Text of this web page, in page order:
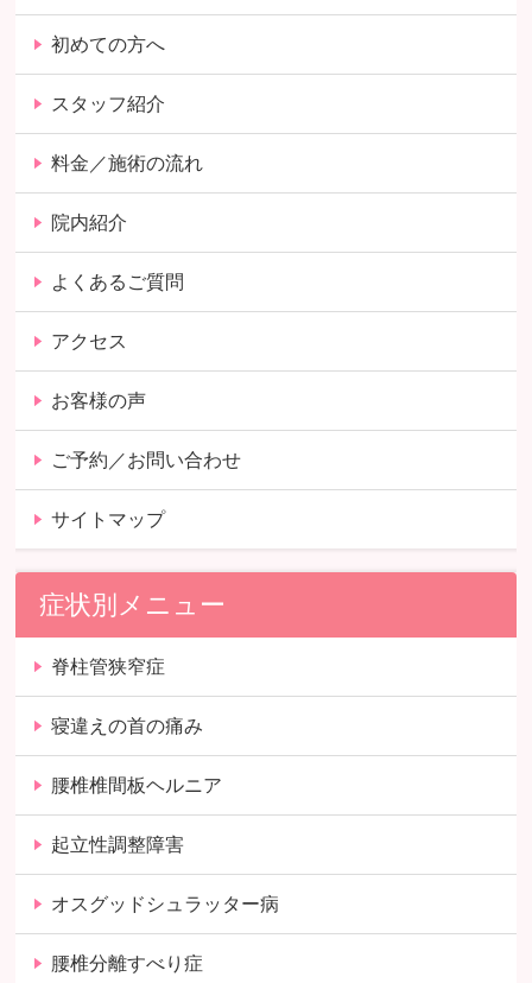
初めての方へ
スタッフ紹介
料金／施術の流れ
院内紹介
よくあるご質問
アクセス
お客様の声
ご予約／お問い合わせ
サイトマップ
症状別メニュー
脊柱管狭窄症
寝違えの首の痛み
腰椎椎間板ヘルニア
起立性調整障害
オスグッドシュラッター病
腰椎分離すべり症